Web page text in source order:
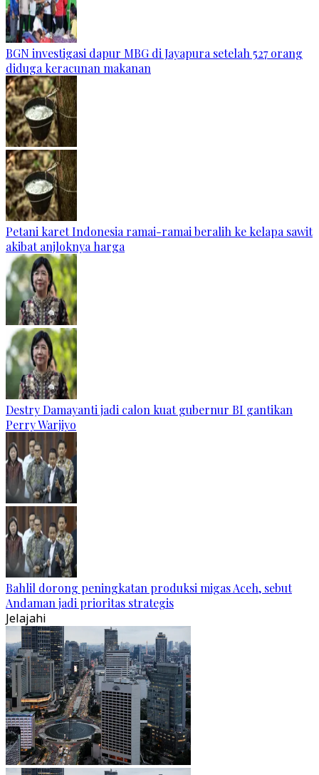
BGN investigasi dapur MBG di Jayapura setelah 527 orang
diduga keracunan makanan
Petani karet Indonesia ramai-ramai beralih ke kelapa sawit
akibat anjloknya harga
Destry Damayanti jadi calon kuat gubernur BI gantikan
Perry Warjiyo
Bahlil dorong peningkatan produksi migas Aceh, sebut
Andaman jadi prioritas strategis
Jelajahi